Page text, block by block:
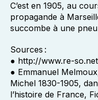
C’est en 1905, au
propagande à
succombe à une
Sources :
● http://www.re-
● Emmanuel
Michel 1830-1905,
l’histoire de France,